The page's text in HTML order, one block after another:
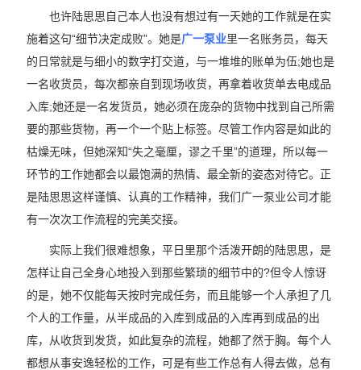
也许陆思思自己本人也没有想过有一天她的工作就是在实
施着这句“细节决定成败”。她是广一泵业里一名账务员，每天
的日常就是与细小的数字打交道，与一堆堆的账单为伍;她也是
一名收货员，每次都亲自到现场收货，再拿着收货单去电成品
入库;她还是一名发货员，她必须在庞杂的货物中找到自己所需
要的那些货物，再一个一个贴上标签。尽管工作内容是如此的
枯燥无味，但她深知“失之毫厘，谬之千里”的道理，所以每一
环节的工作她都会以最饱满的热情、最全新的姿态对待它。正
是陆思思这样谨慎、认真的工作精神，我们广一泵业公司才能
有一次次工作流程的完美交接。
实际上我们很难想象，平日里那个活泼开朗的陆思思，是
怎样让自己全身心地投入到那些繁琐的细节中的?但令人惊讶
的是，她不仅能每天按时完成任务，而且能够一个人承担了几
个人的工作量，从半成品的入库到成品的入库再到成品的出
库，从收货到发货，如此复杂的流程，她都了然于胸。每个人
都想从事安逸轻松的工作，可是有些工作总有人得去做，总有